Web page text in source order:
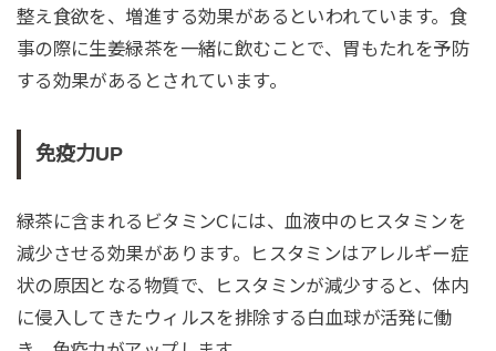
整え食欲を、増進する効果があるといわれています。食
事の際に生姜緑茶を一緒に飲むことで、胃もたれを予防
する効果があるとされています。
免疫力UP
緑茶に含まれるビタミンCには、血液中のヒスタミンを
減少させる効果があります。ヒスタミンはアレルギー症
状の原因となる物質で、ヒスタミンが減少すると、体内
に侵入してきたウィルスを排除する白血球が活発に働